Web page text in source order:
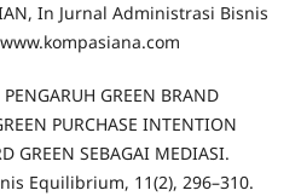
In Jurnal Administrasi Bisnis
GREEN BRAND
PURCHASE INTENTION
GREEN SEBAGAI MEDIASI.
Equilibrium, 11(2), 296–310.